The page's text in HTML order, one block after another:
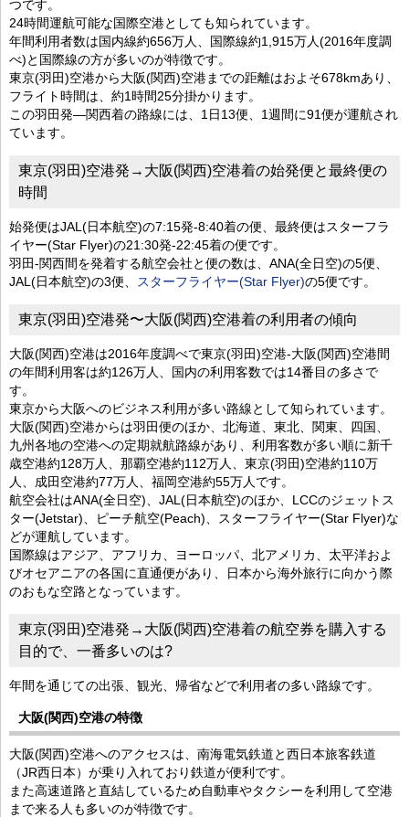
つです。
24時間運航可能な国際空港としても知られています。
年間利用者数は国内線約656万人、国際線約1,915万人(2016年度調
べ)と国際線の方が多いのが特徴です。
東京(羽田)空港から大阪(関西)空港までの距離はおよそ678kmあり、
フライト時間は、約1時間25分掛かります。
この羽田発―関西着の路線には、1日13便、1週間に91便が運航され
ています。
東京(羽田)空港発→大阪(関西)空港着の始発便と最終便の
時間
始発便はJAL(日本航空)の7:15発-8:40着の便、最終便はスターフラ
イヤー(Star Flyer)の21:30発-22:45着の便です。
羽田-関西間を発着する航空会社と便の数は、ANA(全日空)の5便、
JAL(日本航空)の3便、
スターフライヤー(Star Flyer)の5便です。
東京(羽田)空港発〜大阪(関西)空港着の利用者の傾向
大阪(関西)空港は2016年度調べで東京(羽田)空港-大阪(関西)空港間
の年間利用客は約126万人、国内の利用客数では14番目の多さで
す。
東京から大阪へのビジネス利用が多い路線として知られています。
大阪(関西)空港からは羽田便のほか、北海道、東北、関東、四国、
九州各地の空港への定期就航路線があり、利用客数が多い順に新千
歳空港約128万人、那覇空港約112万人、東京(羽田)空港約110万
人、成田空港約77万人、福岡空港約55万人です。
航空会社はANA(全日空)、JAL(日本航空)のほか、LCCのジェットス
ター(Jetstar)、ピーチ航空(Peach)、スターフライヤー(Star Flyer)な
どが運航しています。
国際線はアジア、アフリカ、ヨーロッパ、北アメリカ、太平洋およ
びオセアニアの各国に直通便があり、日本から海外旅行に向かう際
のおもな空路となっています。
東京(羽田)空港発→大阪(関西)空港着の航空券を購入する
目的で、一番多いのは?
年間を通じての出張、観光、帰省などで利用者の多い路線です。
大阪(関西)空港の特徴
大阪(関西)空港へのアクセスは、南海電気鉄道と西日本旅客鉄道
（JR西日本）が乗り入れており鉄道が便利です。
また高速道路と直結しているため自動車やタクシーを利用して空港
まで来る人も多いのが特徴です。